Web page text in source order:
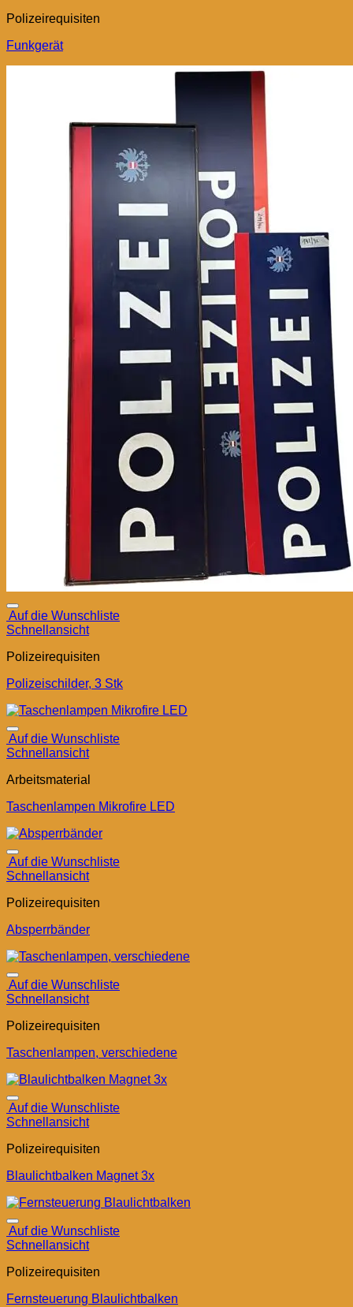
Polizeirequisiten
Funkgerät
Auf die Wunschliste
Schnellansicht
Polizeirequisiten
Polizeischilder, 3 Stk
Auf die Wunschliste
Schnellansicht
Arbeitsmaterial
Taschenlampen Mikrofire LED
Auf die Wunschliste
Schnellansicht
Polizeirequisiten
Absperrbänder
Auf die Wunschliste
Schnellansicht
Polizeirequisiten
Taschenlampen, verschiedene
Auf die Wunschliste
Schnellansicht
Polizeirequisiten
Blaulichtbalken Magnet 3x
Auf die Wunschliste
Schnellansicht
Polizeirequisiten
Fernsteuerung Blaulichtbalken